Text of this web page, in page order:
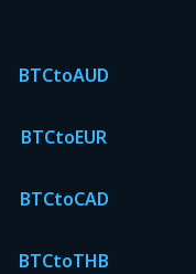
BTCtoAUD
BTCtoEUR
BTCtoCAD
BTCtoTHB